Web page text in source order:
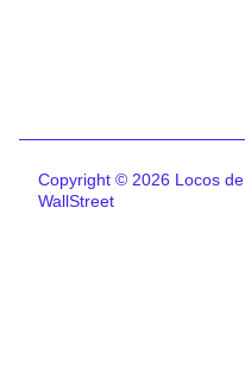
Copyright © 2026 Locos de
WallStreet